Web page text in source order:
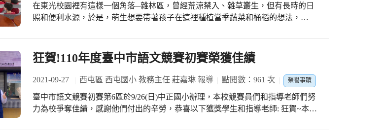
在東光校園裡有這樣一個角落─雜林區，曾經荒涼禁入、雜草叢生，但有長時的日
照和便利水源，於是，萌生想要帶著孩子在這裡種植當季蔬菜和桶稻的想法，
想要將這學習場域改頭換面，可以發揮最大教學輔助效能又能是生氣蓬勃的可食地
景。 在經過觀樹教育基金會和學校老師們的來來回回討論規劃，在110年初，可食
地景場域改造行動，就此展開! 話語總是說不明白，叫不出這裡的名字，但大家卻能
心領神會知道你說的是哪~ 為了讓班級也能參與，因此，我們發起了「可食地景命
名」和水泥堆肥版說明版徵稿活動，把能是教學場域、能是大自然循環再生、能是
佇足停留的美麗地景推薦出去，班級熱烈投稿參與了這項活動，從初選、複選，到
狂賀!110年度臺中市語文競賽初賽榮獲佳績
2021-09-27 西屯區 西屯國小 教務主任 莊嘉琳 報導 點閱數：961 次 榮譽事蹟
臺中市語文競賽初賽第6區於9/26(日)中正國小辦理，本校競賽員們和指導老師們努
力為校爭奪佳績，感謝他們付出的辛勞，恭喜以下獲獎學生和指導老師: 狂賀~本校6